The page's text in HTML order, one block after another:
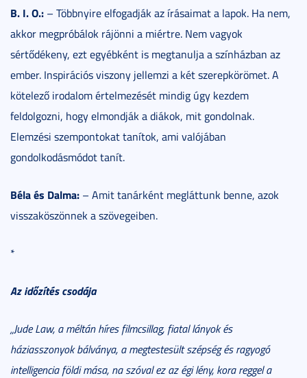
B. I. O.: – Többnyire elfogadják az írásaimat a lapok. Ha nem,
akkor megpróbálok rájönni a miértre. Nem vagyok
sértődékeny, ezt egyébként is megtanulja a színházban az
ember. Inspirációs viszony jellemzi a két szerepkörömet. A
kötelező irodalom értelmezését mindig úgy kezdem
feldolgozni, hogy elmondják a diákok, mit gondolnak.
Elemzési szempontokat tanítok, ami valójában
gondolkodásmódot tanít.
Béla és Dalma: – Amit tanárként megláttunk benne, azok
visszaköszönnek a szövegeiben.
*
Az időzítés csodája
„Jude Law, a méltán híres filmcsillag, fiatal lányok és
háziasszonyok bálványa, a megtestesült szépség és ragyogó
intelligencia földi mása, na szóval ez az égi lény, kora reggel a